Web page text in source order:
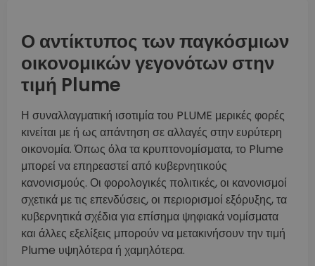
Ο αντίκτυπος των παγκόσμιων
οικονομικών γεγονότων στην
τιμή Plume
Η συναλλαγματική ισοτιμία του PLUME μερικές φορές
κινείται με ή ως απάντηση σε αλλαγές στην ευρύτερη
οικονομία. Όπως όλα τα κρυπτονομίσματα, το Plume
μπορεί να επηρεαστεί από κυβερνητικούς
κανονισμούς. Οι φορολογικές πολιτικές, οι κανονισμοί
σχετικά με τις επενδύσεις, οι περιορισμοί εξόρυξης, τα
κυβερνητικά σχέδια για επίσημα ψηφιακά νομίσματα
και άλλες εξελίξεις μπορούν να μετακινήσουν την τιμή
Plume υψηλότερα ή χαμηλότερα.